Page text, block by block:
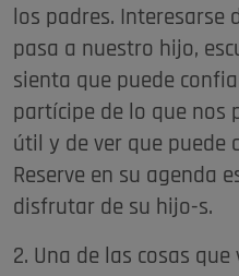
los padres. Interesarse
pasa a nuestro hijo,
sienta que puede
partícipe de lo que nos
útil y de ver que puede
Reserve en su agenda
disfrutar de su hijo-s.
2. Una de las cosas